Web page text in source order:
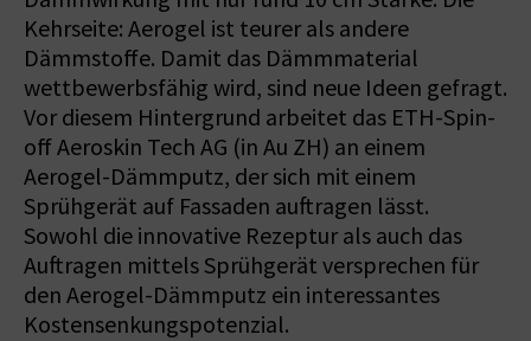
Kehrseite: Aerogel ist teurer als andere
Dämmstoffe. Damit das Dämmmaterial
wettbewerbsfähig wird, sind neue Ideen gefragt.
Vor diesem Hintergrund arbeitet das ETH-Spin-
off Aeroskin Tech AG (in Au ZH) an einem
Aerogel-Dämmputz, der sich mit einem
Sprühgerät auf Fassaden auftragen lässt.
Sowohl die innovative Rezeptur als auch das
Auftragen mittels Sprühgerät versprechen für
den Aerogel-Dämmputz ein interessantes
Kostensenkungspotenzial.